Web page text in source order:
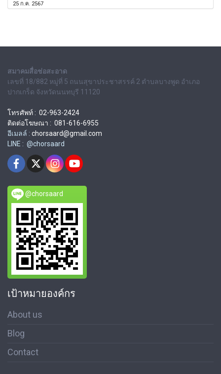
25 ก.ค. 2567
สมาคมสื่อช่อสะอาด
เลขที่ 18/882 หมู่ที่ 5 ถนนสุขาประชาสรรค์ 2 ตำบลบางพูด อำเภอ
ปากเกร็ด จังหวัดนนทบุรี 11120
โทรศัพท์ : 02-963-2424
ติดต่อโฆษณา : 081-616-6955
อีเมลล์ : chorsaard@gmail.com
LINE : @chorsaard
@chorsaard
เป้าหมายองค์กร
About us
Blog
Contact